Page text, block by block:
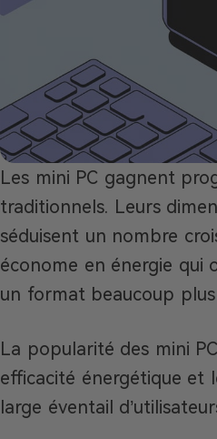
Les mini PC gagnent
traditionnels. Leurs
séduisent un nombre
économe en énergie qui
un format beaucoup
La popularité des mini
efficacité énergétique et
large éventail